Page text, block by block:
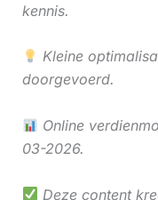
kennis.
Kleine
doorgevoerd.
Online
03-2026.
Deze content